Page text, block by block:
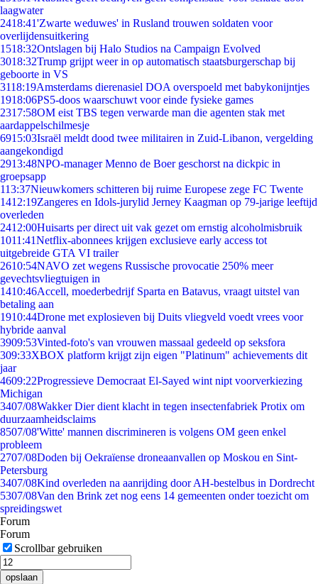
laagwater
2418:41'Zwarte weduwes' in Rusland trouwen soldaten voor
overlijdensuitkering
1518:32Ontslagen bij Halo Studios na Campaign Evolved
3018:32Trump grijpt weer in op automatisch staatsburgerschap bij
geboorte in VS
3118:19Amsterdams dierenasiel DOA overspoeld met babykonijntjes
1918:06PS5-doos waarschuwt voor einde fysieke games
2317:58OM eist TBS tegen verwarde man die agenten stak met
aardappelschilmesje
6915:03Israël meldt dood twee militairen in Zuid-Libanon, vergelding
aangekondigd
2913:48NPO-manager Menno de Boer geschorst na dickpic in
groepsapp
113:37Nieuwkomers schitteren bij ruime Europese zege FC Twente
1412:19Zangeres en Idols-jurylid Jerney Kaagman op 79-jarige leeftijd
overleden
2412:00Huisarts per direct uit vak gezet om ernstig alcoholmisbruik
1011:41Netflix-abonnees krijgen exclusieve early access tot
uitgebreide GTA VI trailer
2610:54NAVO zet wegens Russische provocatie 250% meer
gevechtsvliegtuigen in
1410:46Accell, moederbedrijf Sparta en Batavus, vraagt uitstel van
betaling aan
1910:44Drone met explosieven bij Duits vliegveld voedt vrees voor
hybride aanval
3909:53Vinted-foto's van vrouwen massaal gedeeld op seksfora
309:33XBOX platform krijgt zijn eigen "Platinum" achievements dit
jaar
4609:22Progressieve Democraat El-Sayed wint nipt voorverkiezing
Michigan
3407/08Wakker Dier dient klacht in tegen insectenfabriek Protix om
duurzaamheidsclaims
8507/08'Witte' mannen discrimineren is volgens OM geen enkel
probleem
2707/08Doden bij Oekraïense droneaanvallen op Moskou en Sint-
Petersburg
3407/08Kind overleden na aanrijding door AH-bestelbus in Dordrecht
5307/08Van den Brink zet nog eens 14 gemeenten onder toezicht om
spreidingswet
Forum
Forum
Scrollbar gebruiken
opslaan